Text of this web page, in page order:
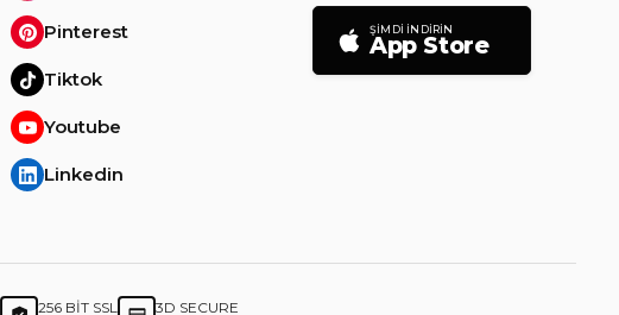
Pinterest
Tiktok
Youtube
Linkedin
ŞIMDI İNDIRIN
App Store
256 BIT SSL
3D SECURE